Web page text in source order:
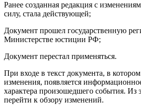
Ранее созданная редакция с
силу, стала действующей;
Документ прошел государственную
Министерстве юстиции РФ;
Документ перестал применяться.
При входе в текст документа, в
изменения, появляется
характера произошедшего события. Из
перейти к обзору изменений.